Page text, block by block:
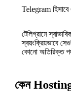
Telegram
টেলিগ্রামে
স্বয়ংক্রিয়ভাবে
কোনো অতিরিক্ত
কেন